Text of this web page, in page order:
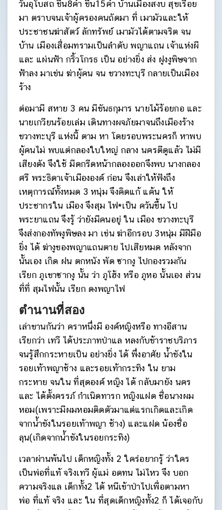
วันอุโบสถ ขึ้น8ค่ำ ขึ้น15ค่ำ บ้านเมืองสงบ สุขเรื่อย
มา ตราบจนเจ้าผู้ครองคนถัดมา ที่ เมามัวและให้
ประชาชนฆ่าสัตว์ ลักทรัพย์ เมามัวได้ตามจริต จน
บ้าน เมืองเสื่อมทรามเป็นลำดับ พญาแถน เจ้าแห่งผี
และ แผ่นฟ้า กริ้วโกรธ เป็น อย่างยิ่ง ส่ง ฝูงงูพิษจาก
ฟ้าลง มาเข่น ฆ่าผู้คน จน ขวางทะบุรี กลายเป็นเมือง
ร้าง
ต่อมามี สหาย 3 คน มีขันธกุมาร นายไม้ร้อยกอ และ
นายเกวียนร้อยเล่ม เดินทางผจภัยมาจนถึงเมืองร้าง
ขวางทะบุรี แห่งนี้ ตาม หา โดยรอบพระนครก็ หาพบ
ผู้คนไม่ พบแต่กลองใบใหญ่ กลาง นครตีดูแล้ว ไม่มี
เสียงดัง จึงใช้ มีดกรีดหน้ากลองออกจึงพบ นางกลอง
ศรี พระธิดาเจ้าเมืององค์ ก่อน จึงเล่าให้ฟังถึง
เหตุการณ์ทั้งหมด 3 หนุ่ม จึงคิดแก้ แค้น ให้
ประชากรใน เมือง จึงสุม ไฟ*เป็น ควันขึ้น ไป
พระยาแถน จึงรู้ ว่ายังมีคนอยู่ ใน เมือง ขวางทะบุรี
จึงส่งกองทัพงูพิษลง มา เข่น ฆ่าอีกรอบ 3หนุ่ม มีฝีมือ
ยิ่ง ได้ ฆ่างูของพญาแถนตาย ไปเสียหมด หลังจาก
นั้นเอง เกิด ฝน ตกหนัง พัด ซากงู ไปกองรวมกัน
เรียก ภูเขาซากงู นั้น ว่า ภูโฮ้ง หรือ ภูหอ นั้นเอง ส่วน
ที่ที่ สุมไฟนั้น เรียก ดงพญาไฟ
ตำนานที่สอง
เล่าขานกันว่า คราหนึ่งมี องค์หญิงหรือ ทางอีสาน
เรียกว่า เทวี ได้ประภาทป่าแล หลงกับข้าราชบริภาร
จนรู้สึกกระหายเป็น อย่างยิ่ง ได้ พึ่งอาศัย น้ำขังใน
รอยเท้าพญาช้าง และรอยเท้ากระทิง ใน ยาม
กระหาย จนใน ที่สุดองค์ หญิง ได้ กลับมายัง นคร
และ ได้ตั้งครรภ์ กำเนิดทารก หญิงแฝด ชื่อนางผม
หอม(เพราะมีผมหอมติดตัวมาแต่แรกเกิดและเกิด
จากน้ำขังในรอยเท้าพญา ช้าง) และแฝด น้องชื่อ
ลุน(เกิดจากน้ำขังในรอยกระทิง)
เวลาผ่านพ้นไป เด็กหญิงทั้ง 2 ใคร่อยากรู้ ว่าใคร
เป็นพ่อที่แท้ จริงเทวี ผู้แม่ อดทน ไม่ไหว จึง บอก
ความจริงแล เด็กทั้ง2 ได้ หนีเข้าป่าไปเพื่อตามหา
พ่อ ที่แท้ จริง และ ใน ที่สุดเด็กหญิงทั้ง2 ก็ ได้เจอกับ